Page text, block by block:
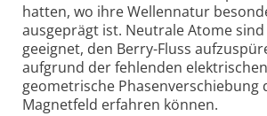
hatten, wo ihre Wellennatur
ausgeprägt ist. Neutrale Atome
geeignet, den Berry-Fluss
aufgrund der fehlenden
geometrische Phasenverschiebung
Magnetfeld erfahren können.